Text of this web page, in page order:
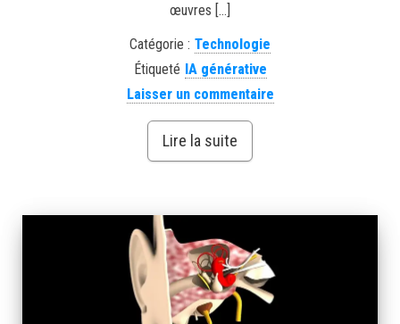
œuvres […]
Catégorie : Technologie
Étiqueté IA générative
Laisser un commentaire
Lire la suite